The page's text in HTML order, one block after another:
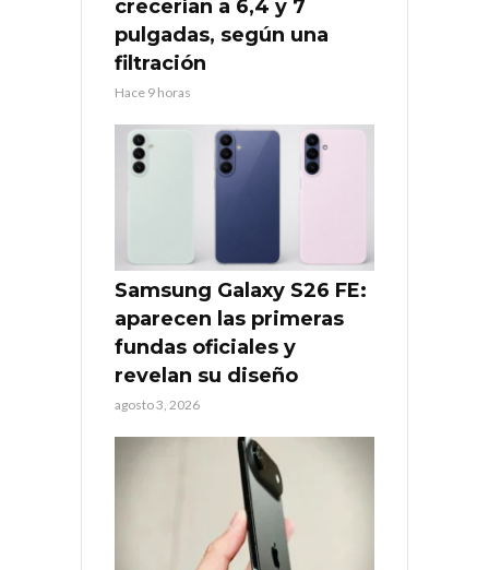
crecerían a 6,4 y 7
pulgadas, según una
filtración
Hace 9 horas
Samsung Galaxy S26 FE:
aparecen las primeras
fundas oficiales y
revelan su diseño
agosto 3, 2026